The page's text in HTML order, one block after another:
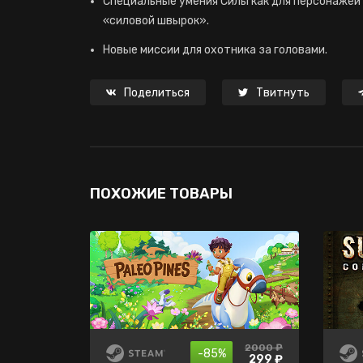
«силовой швырок».
Новые миссии для охотника за головами.
Поделиться Твитнуть
ПОХОЖИЕ ТОВАРЫ
-85% 2000 ₽
299 ₽
-70% 435 ₽
130 ₽
-30% 849 ₽
594 ₽